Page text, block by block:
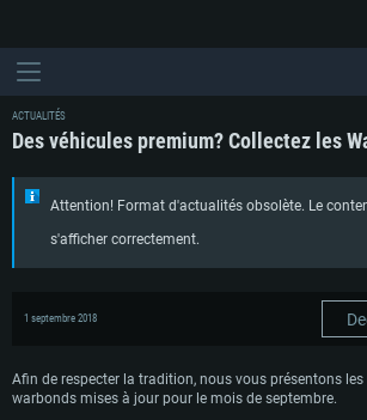
ACTUALITÉS
Des véhicules premium? Collectez les
Attention! Format d'actualités obsolète. Le
s'afficher correctement.
1 septembre 2018
Afin de respecter la tradition, nous vous présentons
warbonds mises à jour pour le mois de septembre.